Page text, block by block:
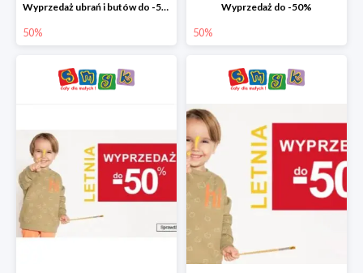
Wyprzedaż ubrań i butów do -50%
50%
Wyprzedaż do -50%
50%